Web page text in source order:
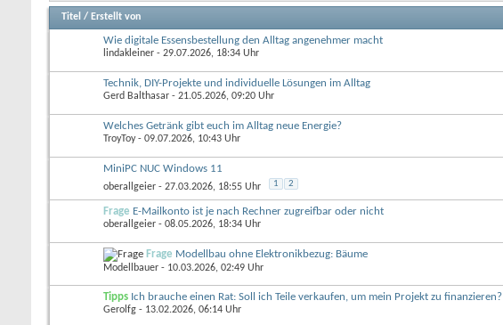
Titel / Erstellt von
Wie digitale Essensbestellung den Alltag angenehmer macht
lindakleiner - 29.07.2026, 18:34 Uhr
Technik, DIY-Projekte und individuelle Lösungen im Alltag
Gerd Balthasar - 21.05.2026, 09:20 Uhr
Welches Getränk gibt euch im Alltag neue Energie?
TroyToy- 09.07.2026, 10:43 Uhr
MiniPC NUC Windows 11
oberallgeier - 27.03.2026, 18:55 Uhr 1 2
Frage E-Mailkonto ist je nach Rechner zugreifbar oder nicht
oberallgeier - 08.05.2026, 18:34 Uhr
Frage Modellbau ohne Elektronikbezug: Bäume
Modellbauer - 10.03.2026, 02:49 Uhr
Tipps Ich brauche einen Rat: Soll ich Teile verkaufen, um mein Projekt zu finanzieren?
Gerolfg - 13.02.2026, 06:14 Uhr